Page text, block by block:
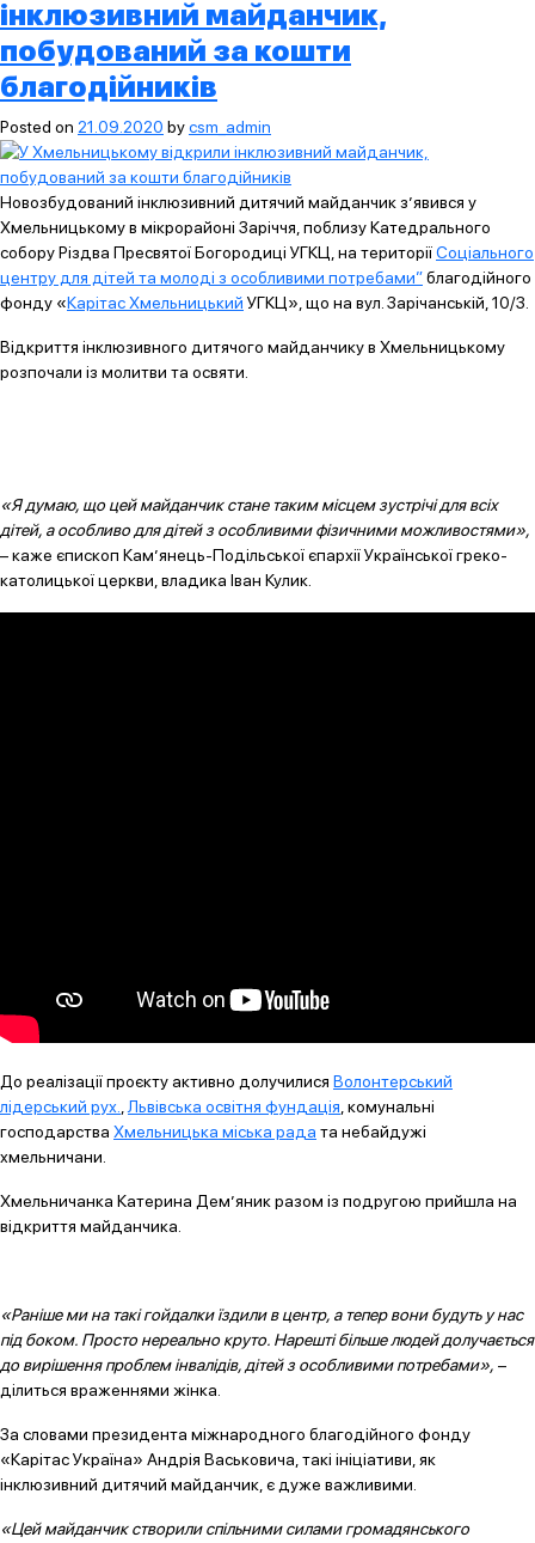
інклюзивний майданчик,
побудований за кошти
благодійників
Posted on 21.09.2020 bycsm_admin
Новозбудований інклюзивний дитячий майданчик з’явився у
Хмельницькому в мікрорайоні Заріччя, поблизу Катедрального
собору Різдва Пресвятої Богородиці УГКЦ, на територіїСоціального
центру для дітей та молоді з особливими потребами”благодійного
фонду «Карітас Хмельницький УГКЦ», що на вул. Зарічанській, 10/3.
Відкриття інклюзивного дитячого майданчику в Хмельницькому
розпочали із молитви та освяти.
«Я думаю, що цей майданчик стане таким місцем зустрічі для всіх
дітей, а особливо для дітей з особливими фізичними можливостями»,
– каже єпископ Кам’янець-Подільської єпархії Української греко-
католицької церкви, владика Іван Кулик.
До реалізації проєкту активно долучилися Волонтерський
лідерський рух.,Львівська освітня фундація, комунальні
господарства Хмельницька міська рада та небайдужі
хмельничани.
Хмельничанка Катерина Дем’яник разом із подругою прийшла на
відкриття майданчика.
«Раніше ми на такі гойдалки їздили в центр, а тепер вони будуть у нас
під боком. Просто нереально круто. Нарешті більше людей долучається
до вирішення проблем інвалідів, дітей з особливими потребами», –
ділиться враженнями жінка.
За словами президента міжнародного благодійного фонду
«Карітас Україна» Андрія Васьковича, такі ініціативи, як
інклюзивний дитячий майданчик, є дуже важливими.
«Цей майданчик створили спільними силами громадянського